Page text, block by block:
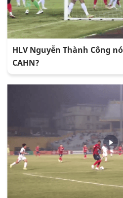
HLV Nguyễn Thành Công
CAHN?